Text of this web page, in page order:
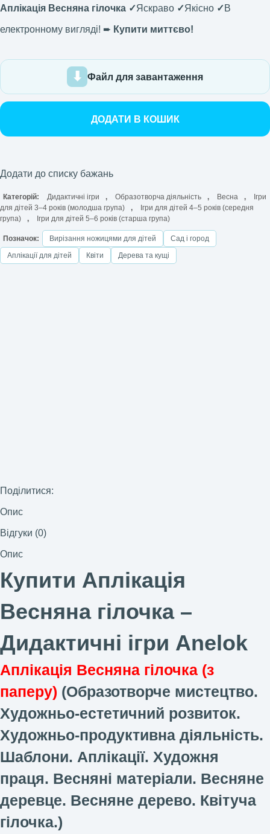
Аплікація Весняна гілочка ✓Яскраво ✓Якісно ✓В
електронному вигляді! ➨ Купити миттєво!
Файл для завантаження
ДОДАТИ В КОШИК
Додати до списку бажань
Категорій: Дидактичні ігри , Образотворча діяльність , Весна ,
Ігри
для дітей 3–4 років (молодша група)
,
Ігри для дітей 4–5 років (середня
група)
, Ігри для дітей 5–6 років (старша група)
Позначок: Вирізання ножицями для дітей
Сад і город
Аплікації для дітей
Квіти Дерева та кущі
Поділитися:
Опис
Відгуки (0)
Опис
Купити Аплікація
Весняна гілочка –
Дидактичні ігри Anelok
Аплікація Весняна гілочка (з
паперу) (Образотворче мистецтво.
Художньо-естетичний розвиток.
Художньо-продуктивна діяльність.
Шаблони. Аплікації. Художня
праця. Весняні матеріали. Весняне
деревце. Весняне дерево. Квітуча
гілочка.)